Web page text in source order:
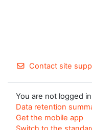
Contact site
You are not logged
Data retention
Get the mobile app